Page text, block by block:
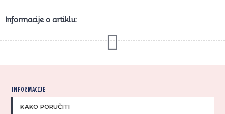
Informacije o artiklu:
INFORMACIJE
KAKO PORUČITI